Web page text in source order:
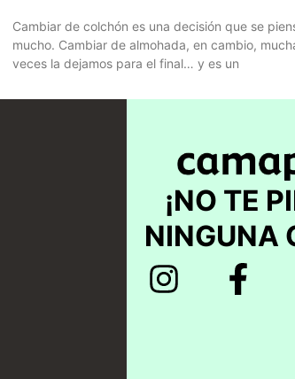
Cambiar de colchón es una decisión que se
mucho. Cambiar de almohada, en cambio,
veces la dejamos para el final… y es un
¡NO TE
NINGUNA